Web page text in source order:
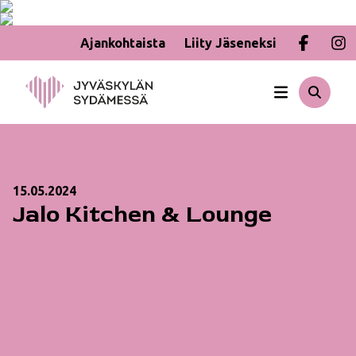
Ajankohtaista
Liity Jäseneksi
sisältöön
15.05.2024
Jalo Kitchen & Lounge